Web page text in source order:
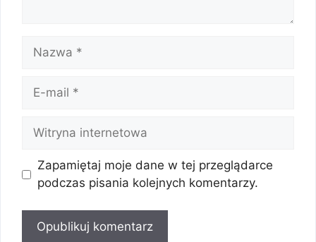
Nazwa
Witryna
internetowa
Zapamiętaj moje dane w tej przeglądarce
podczas pisania kolejnych komentarzy.